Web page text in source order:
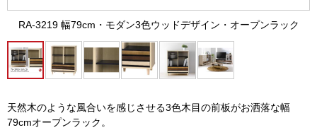
RA-3219 幅79cm・モダン3色ウッドデザイン・オープンラック
天然木のような風合いを感じさせる3色木目の前板がお洒落な幅
79cmオープンラック。